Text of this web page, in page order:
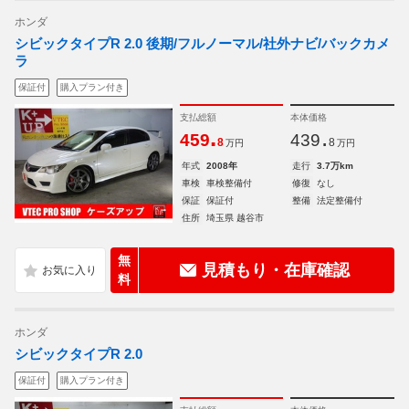
ホンダ
シビックタイプR 2.0 後期/フルノーマル/社外ナビ/バックカメ
ラ
保証付 購入プラン付き
支払総額
459.8 万円
本体価格
439. 8 万円
年式 2008年 走行
3.7万km
車検
車検整備付 修復
なし
保証
保証付 整備
法定整備付
住所
埼玉県 越谷市
無
料
見積もり・在庫確認
ホンダ
シビックタイプR 2.0
保証付 購入プラン付き